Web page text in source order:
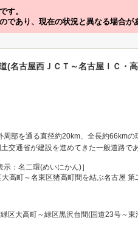
す。
であり、現在の状況と異なる場合が
(名古屋西ＪＣＴ～名古屋ＩＣ・
部を通る直径約20km、全長約66km
通省が建設を進めてきた一般道路で
：名二環(めいにかん)］
高町～名東区猪高町間を結ぶ名古屋
区大高町～緑区黒沢台間(国道23号～東